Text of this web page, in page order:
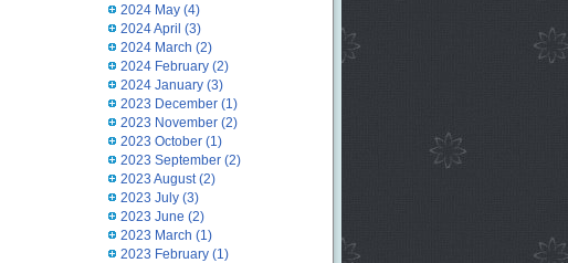
2024 May(4)
2024 April (3)
2024 March (2)
2024 February(2)
2024 January(3)
2023 December(1)
2023 November(2)
2023 October(1)
2023 September(2)
2023 August(2)
2023 July(3)
2023 June (2)
2023 March (1)
2023 February(1)